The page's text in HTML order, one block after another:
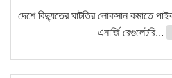
দেশে বিদ্যুতের ঘাটতির লোকসান কমাতে
এনার্জি রেগুলেটরি...